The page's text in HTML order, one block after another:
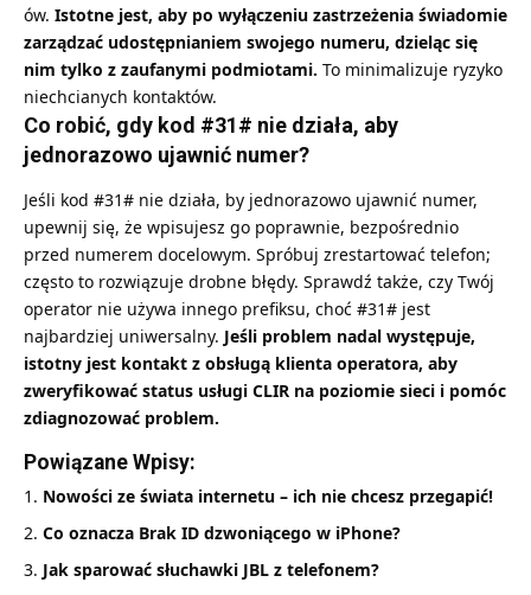
ów. Istotne jest, aby po wyłączeniu zastrzeżenia świadomie
zarządzać udostępnianiem swojego numeru, dzieląc się
nim tylko z zaufanymi podmiotami. To minimalizuje ryzyko
niechcianych kontaktów.
Co robić, gdy kod #31# nie działa, aby
jednorazowo ujawnić numer?
Jeśli kod #31# nie działa, by jednorazowo ujawnić numer,
upewnij się, że wpisujesz go poprawnie, bezpośrednio
przed numerem docelowym. Spróbuj zrestartować telefon;
często to rozwiązuje drobne błędy. Sprawdź także, czy Twój
operator nie używa innego prefiksu, choć #31# jest
najbardziej uniwersalny. Jeśli problem nadal występuje,
istotny jest kontakt z obsługą klienta operatora, aby
zweryfikować status usługi CLIR na poziomie sieci i pomóc
zdiagnozować problem.
Powiązane Wpisy:
Nowości ze świata internetu – ich nie chcesz przegapić!
Co oznacza Brak ID dzwoniącego w iPhone?
Jak sparować słuchawki JBL z telefonem?